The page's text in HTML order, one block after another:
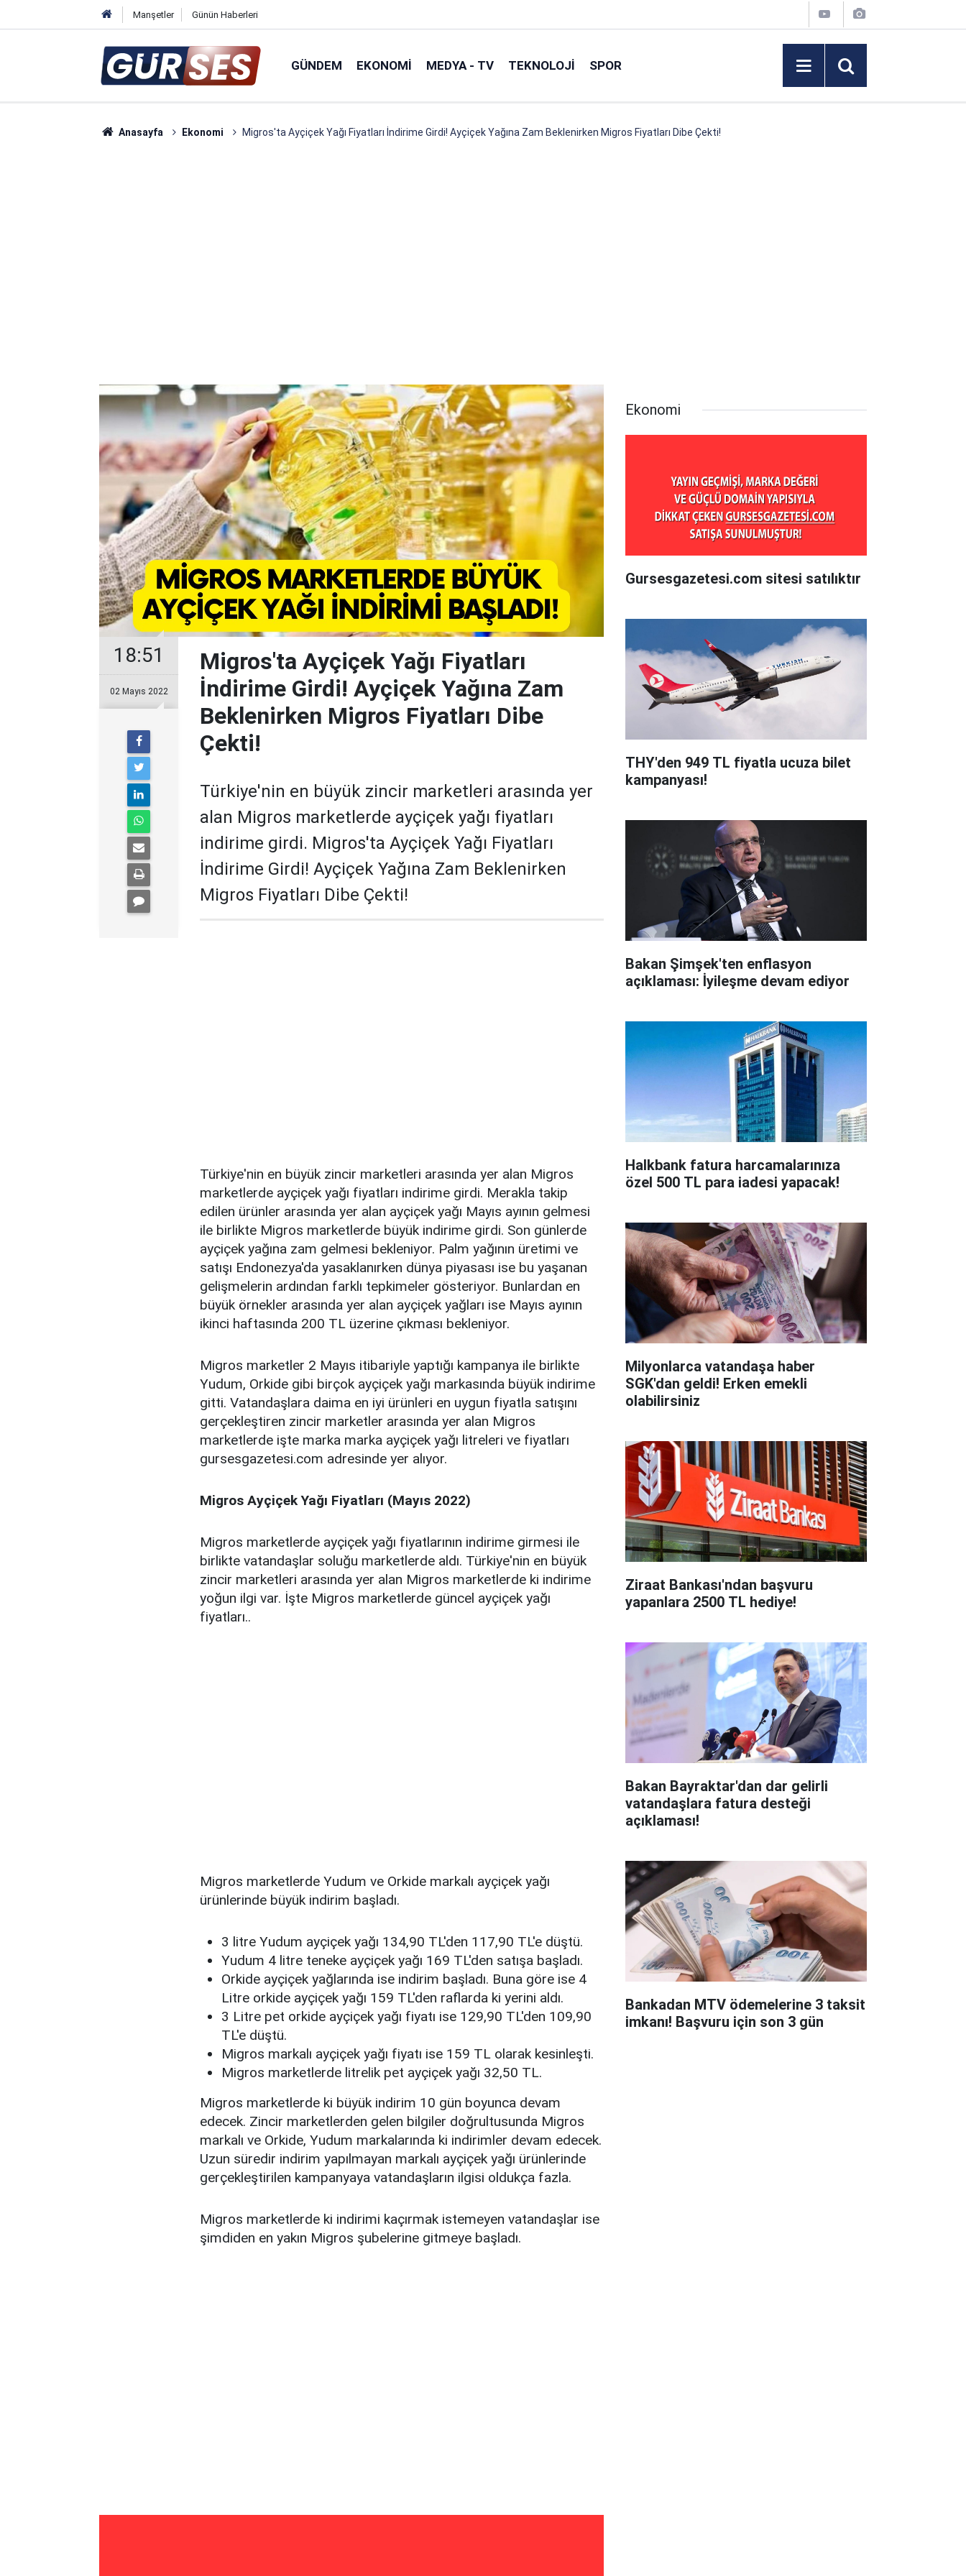
Manşetler Günün Haberleri
GÜNDEM EKONOMI MEDYA - TV TEKNOLOJI SPOR
Anasayfa Ekonomi Migros'ta Ayçiçek Yağı Fiyatları İndirime Girdi! Ayçiçek Yağına Zam Beklenirken Migros Fiyatları Dibe Çekti!
18:51
02 Mayıs 2022
Migros'ta Ayçiçek Yağı Fiyatları
İndirime Girdi! Ayçiçek Yağına Zam
Beklenirken Migros Fiyatları Dibe
Çekti!
Türkiye'nin en büyük zincir marketleri arasında yer
alan Migros marketlerde ayçiçek yağı fiyatları
indirime girdi. Migros'ta Ayçiçek Yağı Fiyatları
İndirime Girdi! Ayçiçek Yağına Zam Beklenirken
Migros Fiyatları Dibe Çekti!
Türkiye'nin en büyük zincir marketleri arasında yer alan Migros
marketlerde ayçiçek yağı fiyatları indirime girdi. Merakla takip
edilen ürünler arasında yer alan ayçiçek yağı Mayıs ayının gelmesi
ile birlikte Migros marketlerde büyük indirime girdi. Son günlerde
ayçiçek yağına zam gelmesi bekleniyor. Palm yağının üretimi ve
satışı Endonezya'da yasaklanırken dünya piyasası ise bu yaşanan
gelişmelerin ardından farklı tepkimeler gösteriyor. Bunlardan en
büyük örnekler arasında yer alan ayçiçek yağları ise Mayıs ayının
ikinci haftasında 200 TL üzerine çıkması bekleniyor.
Migros marketler 2 Mayıs itibariyle yaptığı kampanya ile birlikte
Yudum, Orkide gibi birçok ayçiçek yağı markasında büyük indirime
gitti. Vatandaşlara daima en iyi ürünleri en uygun fiyatla satışını
gerçekleştiren zincir marketler arasında yer alan Migros
marketlerde işte marka marka ayçiçek yağı litreleri ve fiyatları
gursesgazetesi.com adresinde yer alıyor.
Migros Ayçiçek Yağı Fiyatları (Mayıs 2022)
Migros marketlerde ayçiçek yağı fiyatlarının indirime girmesi ile
birlikte vatandaşlar soluğu marketlerde aldı. Türkiye'nin en büyük
zincir marketleri arasında yer alan Migros marketlerde ki indirime
yoğun ilgi var. İşte Migros marketlerde güncel ayçiçek yağı
fiyatları..
Migros marketlerde Yudum ve Orkide markalı ayçiçek yağı
ürünlerinde büyük indirim başladı.
3 litre Yudum ayçiçek yağı 134,90 TL'den 117,90 TL'e düştü.
Yudum 4 litre teneke ayçiçek yağı 169 TL'den satışa başladı.
Orkide ayçiçek yağlarında ise indirim başladı. Buna göre ise 4
Litre orkide ayçiçek yağı 159 TL'den raflarda ki yerini aldı.
3 Litre pet orkide ayçiçek yağı fiyatı ise 129,90 TL'den 109,90
TL'e düştü.
Migros markalı ayçiçek yağı fiyatı ise 159 TL olarak kesinleşti.
Migros marketlerde litrelik pet ayçiçek yağı 32,50 TL.
Migros marketlerde ki büyük indirim 10 gün boyunca devam
edecek. Zincir marketlerden gelen bilgiler doğrultusunda Migros
markalı ve Orkide, Yudum markalarında ki indirimler devam edecek.
Uzun süredir indirim yapılmayan markalı ayçiçek yağı ürünlerinde
gerçekleştirilen kampanyaya vatandaşların ilgisi oldukça fazla.
Migros marketlerde ki indirimi kaçırmak istemeyen vatandaşlar ise
şimdiden en yakın Migros şubelerine gitmeye başladı.
Ekonomi
Gursesgazetesi.com sitesi satılıktır
THY'den 949 TL fiyatla ucuza bilet
kampanyası!
Bakan Şimşek'ten enflasyon
açıklaması: İyileşme devam ediyor
Halkbank fatura harcamalarınıza
özel 500 TL para iadesi yapacak!
Milyonlarca vatandaşa haber
SGK'dan geldi! Erken emekli
olabilirsiniz
Ziraat Bankası'ndan başvuru
yapanlara 2500 TL hediye!
Bakan Bayraktar'dan dar gelirli
vatandaşlara fatura desteği
açıklaması!
Bankadan MTV ödemelerine 3 taksit
imkanı! Başvuru için son 3 gün